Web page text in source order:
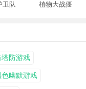
卫队
植物大战僵
塔防游戏
色幽默游戏